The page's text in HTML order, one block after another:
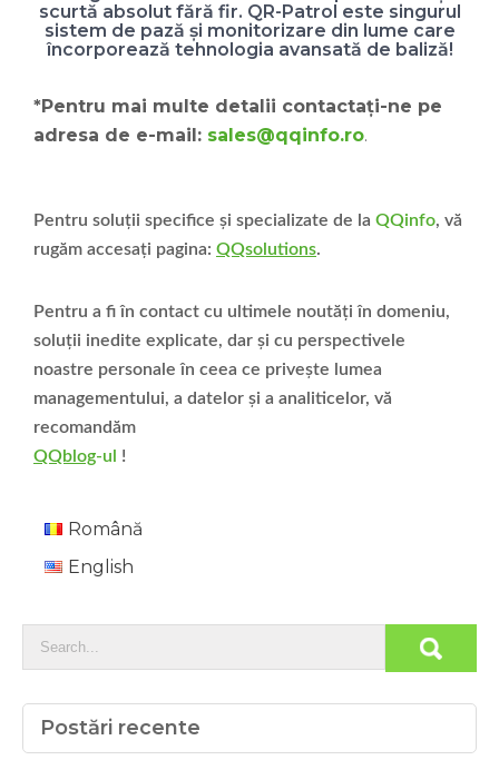
scurtă absolut fără fir. QR-Patrol este singurul
sistem de pază și monitorizare din lume care
încorporează tehnologia avansată de baliză!
*Pentru mai multe detalii contactați-ne pe
adresa de e-mail: sales@qqinfo.ro.
Pentru soluții specifice și specializate de la QQinfo, vă
rugăm accesați pagina: QQsolutions.
Pentru a fi în contact cu ultimele noutăți în domeniu,
soluții inedite explicate, dar și cu perspectivele
noastre personale în ceea ce privește lumea
managementului, a datelor și a analiticelor, vă
recomandăm
QQblog-ul !
Română
English
Postări recente